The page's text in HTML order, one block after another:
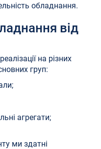
обладнання.
від
на різних
груп:
агрегати;
ми здатні